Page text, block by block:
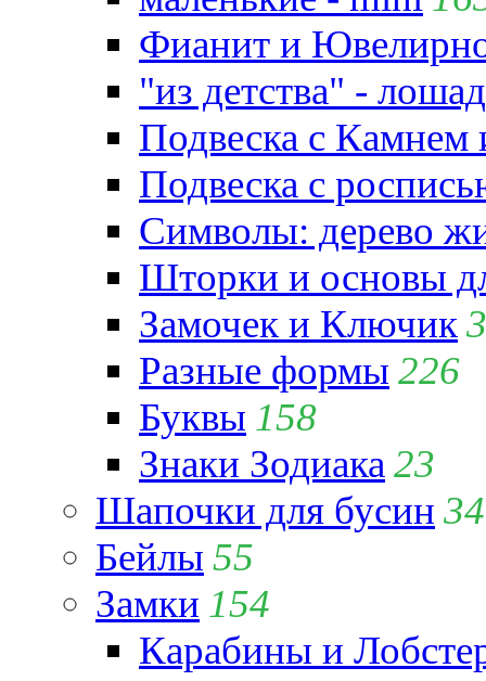
Фианит и
"из детства" -
Подвеска с
Подвеска с
Символы: дерево
Шторки и основы
Замочек и Ключик
Разные формы 226
Буквы 158
Знаки Зодиака23
Шапочки для бусин 34
Бейлы 55
Замки 154
Карабины и